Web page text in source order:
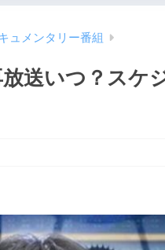
ュメンタリー番組
放送いつ？スケ